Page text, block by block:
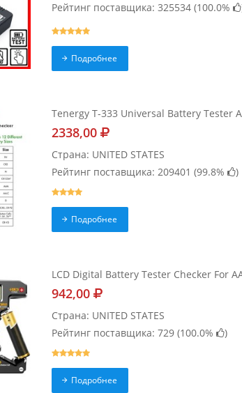
Рейтинг поставщика: 325534 (100.0%
Подробнее
Tenergy T-333 Universal Battery Tester
2338,00
Страна: UNITED STATES
Рейтинг поставщика: 209401 (99.8% )
Подробнее
LCD Digital Battery Tester Checker For
942,00
Страна: UNITED STATES
Рейтинг поставщика: 729 (100.0% )
Подробнее